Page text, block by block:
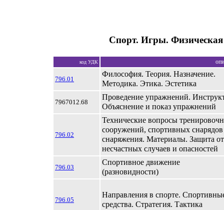
Спорт. Игры.
код УДК
796.01
Философия. Теория. Назначение.
Методика. Этика. Эстетика
7967012.68
Проведение упражнений.
Объяснение и показ упражнений
796.02
Технические вопросы
сооружений, спортивных
снаряжения. Материалы. Защита от
несчастных случаев и опасностей
796.03
Спортивное движение
(разновидности)
796.05
Направления в спорте.
средства. Стратегия. Тактика